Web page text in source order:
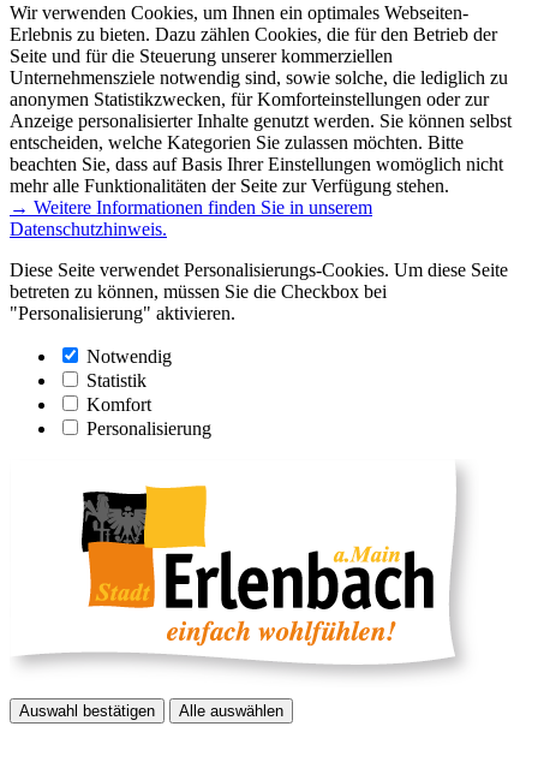
Wir verwenden Cookies, um Ihnen ein optimales Webseiten-
Erlebnis zu bieten. Dazu zählen Cookies, die für den Betrieb der
Seite und für die Steuerung unserer kommerziellen
Unternehmensziele notwendig sind, sowie solche, die lediglich zu
anonymen Statistikzwecken, für Komforteinstellungen oder zur
Anzeige personalisierter Inhalte genutzt werden. Sie können selbst
entscheiden, welche Kategorien Sie zulassen möchten. Bitte
beachten Sie, dass auf Basis Ihrer Einstellungen womöglich nicht
mehr alle Funktionalitäten der Seite zur Verfügung stehen.
→ Weitere Informationen finden Sie in unserem
Datenschutzhinweis.
Diese Seite verwendet Personalisierungs-Cookies. Um diese Seite
betreten zu können, müssen Sie die Checkbox bei
"Personalisierung" aktivieren.
Notwendig
Statistik
Komfort
Personalisierung
Auswahl bestätigen Alle auswählen